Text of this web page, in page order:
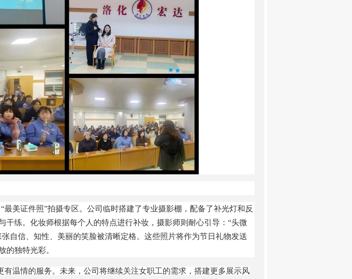
“最美证件照”拍摄专区。公司临时搭建了专业摄影棚，配备了补光灯和反
练。化妆师根据每个人的特点进行补妆，摄影师则耐心引导：“头微
自信、知性、美丽的笑脸被清晰定格。这些照片将作为节日礼物发送
的独特光彩。
温情的服务。未来，公司将继续关注女职工的需求，搭建更多展示风